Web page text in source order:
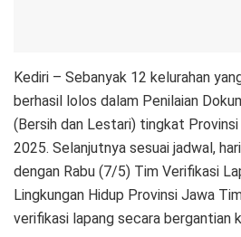
Kediri – Sebanyak 12 kelurahan
berhasil lolos dalam Penilaian
(Bersih dan Lestari) tingkat
2025. Selanjutnya sesuai jadwal,
dengan Rabu (7/5) Tim Verifikasi
Lingkungan Hidup Provinsi Jawa
verifikasi lapang secara bergantian